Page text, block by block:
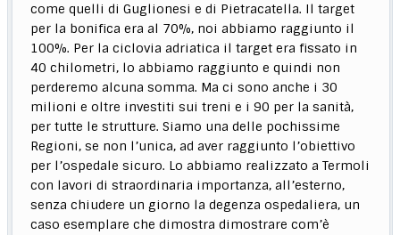
come quelli di Guglionesi e di Pietracatella. Il target
per la bonifica era al 70%, noi abbiamo raggiunto il
100%. Per la ciclovia adriatica il target era fissato in
40 chilometri, lo abbiamo raggiunto e quindi non
perderemo alcuna somma. Ma ci sono anche i 30
milioni e oltre investiti sui treni e i 90 per la sanità,
per tutte le strutture. Siamo una delle pochissime
Regioni, se non l’unica, ad aver raggiunto l’obiettivo
per l’ospedale sicuro. Lo abbiamo realizzato a Termoli
con lavori di straordinaria importanza, all’esterno,
senza chiudere un giorno la degenza ospedaliera, un
caso esemplare che dimostra dimostrare com’è